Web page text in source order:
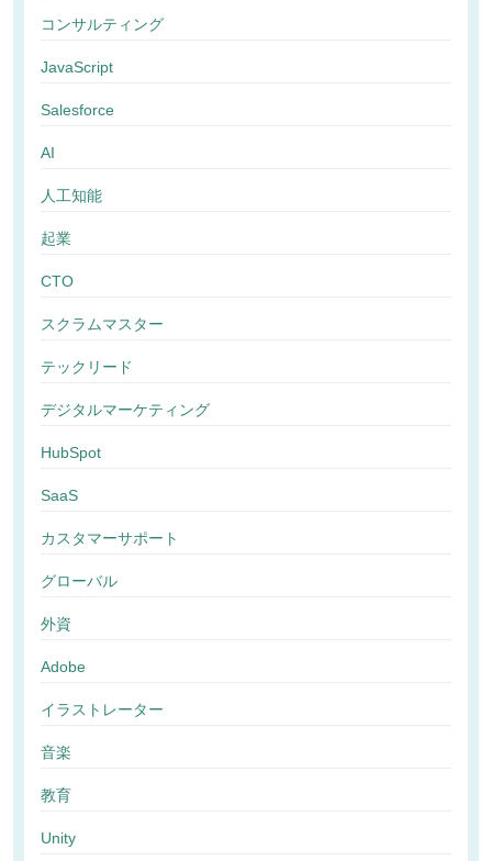
コンサルティング
JavaScript
Salesforce
AI
人工知能
起業
CTO
スクラムマスター
テックリード
デジタルマーケティング
HubSpot
SaaS
カスタマーサポート
グローバル
外資
Adobe
イラストレーター
音楽
教育
Unity